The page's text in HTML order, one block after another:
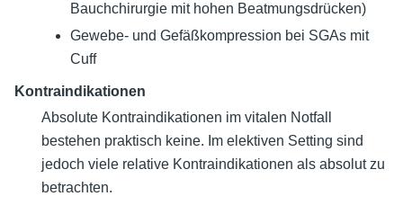
Bauchchirurgie mit hohen Beatmungsdrücken)
Gewebe- und Gefäßkompression bei SGAs mit
Cuff
Kontraindikationen
Absolute Kontraindikationen im vitalen Notfall
bestehen praktisch keine. Im elektiven Setting sind
jedoch viele relative Kontraindikationen als absolut zu
betrachten.